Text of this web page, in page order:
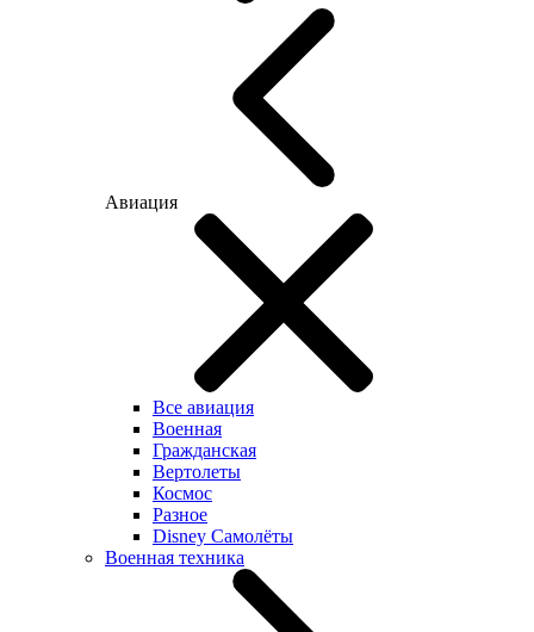
Авиация
Все авиация
Военная
Гражданская
Вертолеты
Космос
Разное
Disney Самолёты
Военная техника